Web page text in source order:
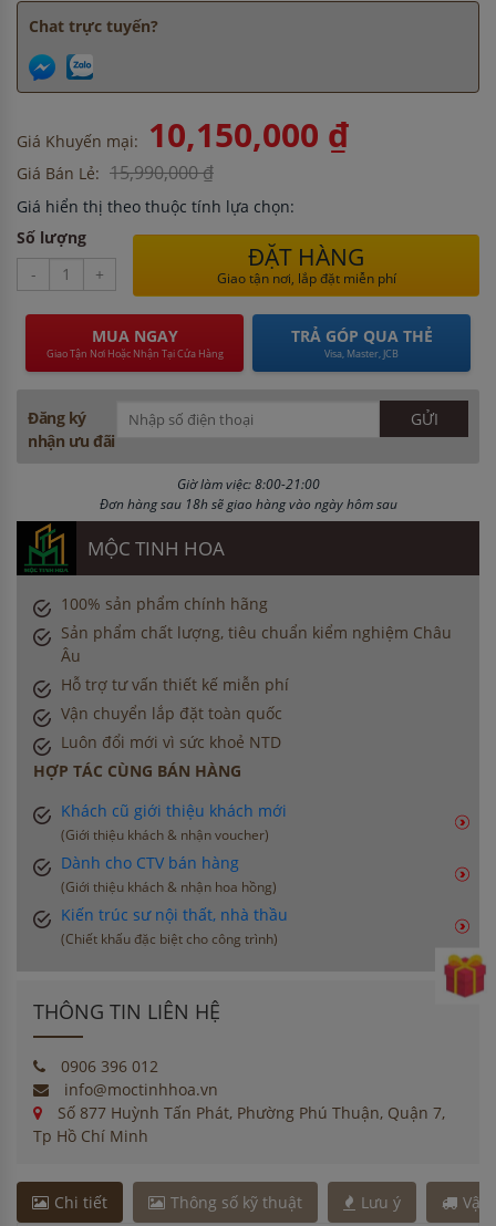
Chat trực tuyến?
Giá Khuyến mại: 10,150,000 ₫
Giá Bán Lẻ: 15,990,000 ₫
Giá hiển thị theo thuộc tính lựa chọn:
Số lượng
-
+
ĐẶT HÀNG
Giao tận nơi, lắp đặt miễn phí
MUA NGAY
Giao Tận Nơi Hoặc Nhận Tại Cửa Hàng
TRẢ GÓP QUA THẺ
Visa, Master, JCB
Đăng ký
nhận ưu đãi
Giờ làm việc: 8:00-21:00
Đơn hàng sau 18h sẽ giao hàng vào ngày hôm sau
MỘC TINH HOA
100% sản phẩm chính hãng
Sản phẩm chất lượng, tiêu chuẩn kiểm nghiệm Châu
Âu
Hỗ trợ tư vấn thiết kế miễn phí
Vận chuyển lắp đặt toàn quốc
Luôn đổi mới vì sức khoẻ NTD
HỢP TÁC CÙNG BÁN HÀNG
Khách cũ giới thiệu khách mới
(Giới thiệu khách & nhận voucher)
Dành cho CTV bán hàng
(Giới thiệu khách & nhận hoa hồng)
Kiến trúc sư nội thất, nhà thầu
(Chiết khấu đặc biệt cho công trình)
THÔNG TIN LIÊN HỆ
0906 396 012
info@moctinhhoa.vn
Số 877 Huỳnh Tấn Phát, Phường Phú Thuận, Quận 7,
Tp Hồ Chí Minh
Chi tiết Thông số kỹ thuật Lưu ý Vận